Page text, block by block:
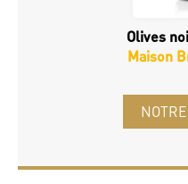
Olives
Maison